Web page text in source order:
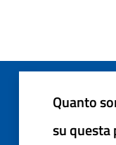
Quanto
su questa